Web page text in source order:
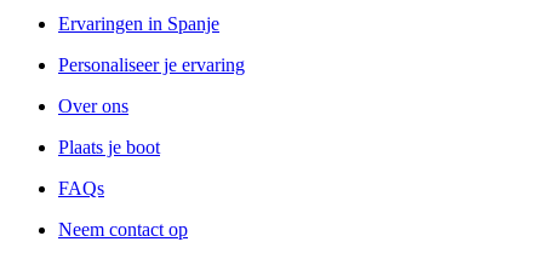
Ervaringen in Spanje
Personaliseer je ervaring
Over ons
Plaats je boot
FAQs
Neem contact op